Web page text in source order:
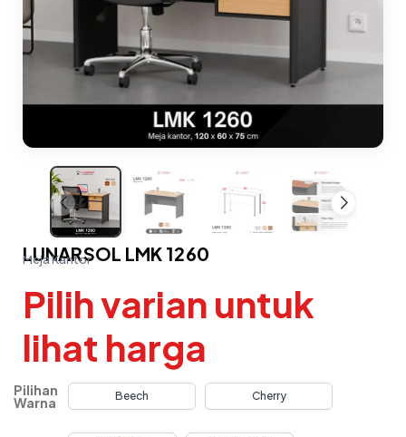
LUNARSOL LMK 1260
Meja Kantor
Pilih varian untuk
lihat harga
Pilihan
Warna Beech Cherry